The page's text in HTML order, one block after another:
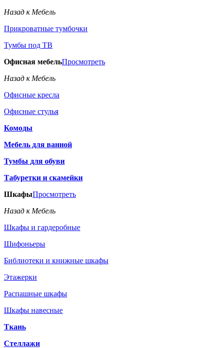
Назад к Мебель
Прикроватные тумбочки
Тумбы под ТВ
Офисная мебельПросмотреть
Назад к Мебель
Офисные кресла
Офисные стулья
Комоды
Мебель для ванной
Тумбы для обуви
Табуретки и скамейки
ШкафыПросмотреть
Назад к Мебель
Шкафы и гардеробные
Шифоньеры
Библиотеки и книжные шкафы
Этажерки
Распашные шкафы
Шкафы навесные
Ткань
Стеллажи